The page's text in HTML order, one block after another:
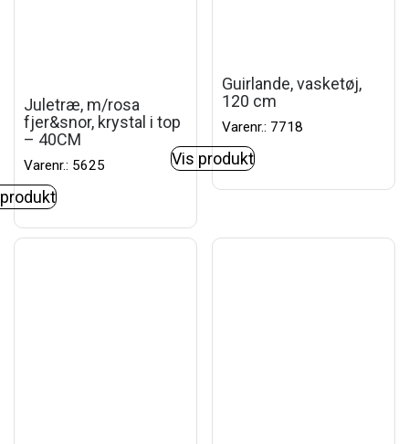
Juletræ, m/rosa
fjer&snor, krystal i top
– 40CM
Varenr.: 5625
Guirlande, vasketøj,
120 cm
Varenr.: 7718
Vis produkt